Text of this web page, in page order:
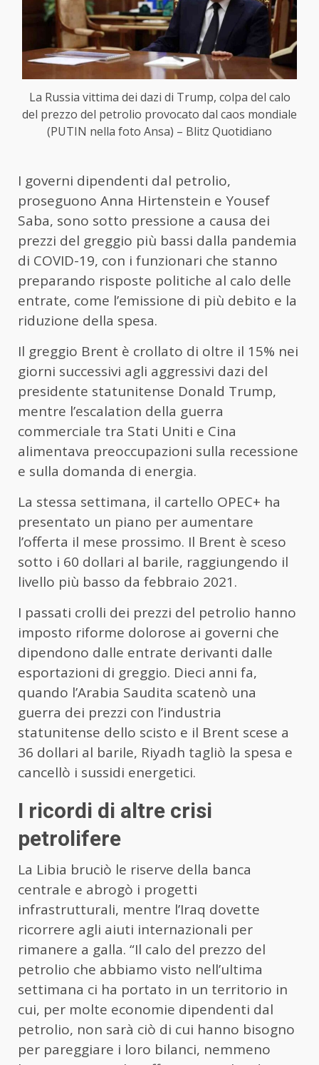
La Russia vittima dei dazi di Trump, colpa del calo
del prezzo del petrolio provocato dal caos mondiale
(PUTIN nella foto Ansa) – Blitz Quotidiano
I governi dipendenti dal petrolio,
proseguono Anna Hirtenstein e Yousef
Saba, sono sotto pressione a causa dei
prezzi del greggio più bassi dalla pandemia
di COVID-19, con i funzionari che stanno
preparando risposte politiche al calo delle
entrate, come l’emissione di più debito e la
riduzione della spesa.
Il greggio Brent è crollato di oltre il 15% nei
giorni successivi agli aggressivi dazi del
presidente statunitense Donald Trump,
mentre l’escalation della guerra
commerciale tra Stati Uniti e Cina
alimentava preoccupazioni sulla recessione
e sulla domanda di energia.
La stessa settimana, il cartello OPEC+ ha
presentato un piano per aumentare
l’offerta il mese prossimo. Il Brent è sceso
sotto i 60 dollari al barile, raggiungendo il
livello più basso da febbraio 2021.
I passati crolli dei prezzi del petrolio hanno
imposto riforme dolorose ai governi che
dipendono dalle entrate derivanti dalle
esportazioni di greggio. Dieci anni fa,
quando l’Arabia Saudita scatenò una
guerra dei prezzi con l’industria
statunitense dello scisto e il Brent scese a
36 dollari al barile, Riyadh tagliò la spesa e
cancellò i sussidi energetici.
I ricordi di altre crisi
petrolifere
La Libia bruciò le riserve della banca
centrale e abrogò i progetti
infrastrutturali, mentre l’Iraq dovette
ricorrere agli aiuti internazionali per
rimanere a galla. “Il calo del prezzo del
petrolio che abbiamo visto nell’ultima
settimana ci ha portato in un territorio in
cui, per molte economie dipendenti dal
petrolio, non sarà ciò di cui hanno bisogno
per pareggiare i loro bilanci, nemmeno